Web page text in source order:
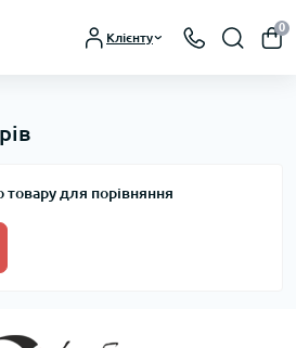
Клієнту
0
для порівняння